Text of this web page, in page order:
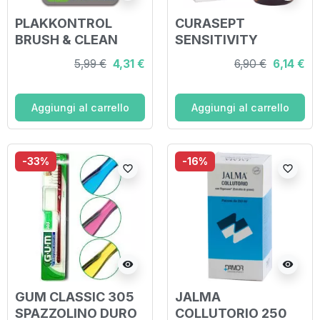
PLAKKONTROL
BRUSH & CLEAN
SCOVOLINI SPAZI
STRETTI 40 PEZZI
5,99 € 4,31 €
Aggiungi al carrello
CURASEPT
SENSITIVITY
COLLUTORIO 200
6,90 € 6,14 €
Aggiungi al carrello
-33%
visibility
favorite_border
GUM CLASSIC 305
SPAZZOLINO DURO
-16%
visibility
favorite_border
JALMA
COLLUTORIO 250